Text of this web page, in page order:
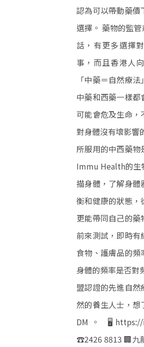
認為可以帶動藥價
選擇。 藥物的監
話，有更多選擇
事，而且香港人
「中藥＝自然療
中藥和西藥一樣都
可能會危及生命，
對身體沒有壞影響
所服用的中西藥物
Immu Health的生
描身體，了解身體
衡和健康的狀態，
更能帶同自己的
前來測試，即時有
食物、護膚品的
身體的頻率是否對
盟認證的先進自然
然的養生人士，想
DM。 🖥https://
☎️2426 8813 🏢九